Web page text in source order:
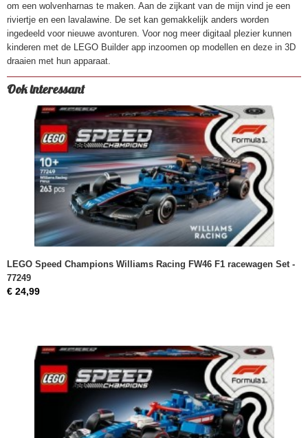
om een wolvenharnas te maken. Aan de zijkant van de mijn vind je een
riviertje en een lavalawine. De set kan gemakkelijk anders worden
ingedeeld voor nieuwe avonturen. Voor nog meer digitaal plezier kunnen
kinderen met de LEGO Builder app inzoomen op modellen en deze in 3D
draaien met hun apparaat.
Ook interessant
LEGO Speed Champions Williams Racing FW46 F1 racewagen Set -
77249
€ 24,99